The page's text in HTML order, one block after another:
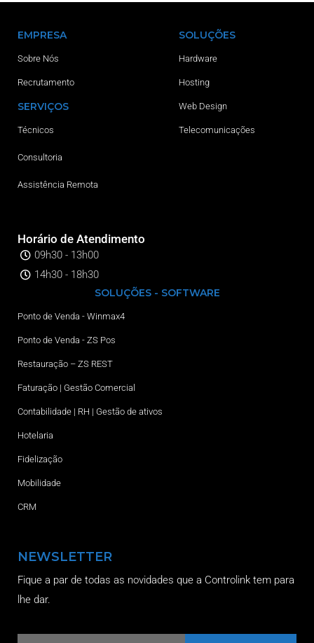
EMPRESA
Sobre Nós
Recrutamento
SERVIÇOS
Técnicos
Consultoria
Assistência Remota
Horário de Atendimento
09h30 - 13h00
14h30 - 18h30
SOLUÇÕES
Hardware
Hosting
Web Design
Telecomunicações
SOLUÇÕES - SOFTWARE
Ponto de Venda - Winmax4
Ponto de Venda - ZS Pos
Restauração – ZS REST
Faturação | Gestão Comercial
Contabilidade | RH | Gestão de ativos
Hotelaria
Fidelização
Mobilidade
CRM
NEWSLETTER
Fique a par de todas as novidades que a Controlink tem para
lhe dar.